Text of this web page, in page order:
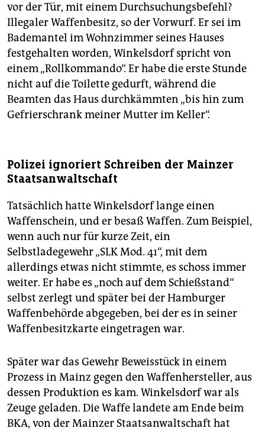
vor der Tür, mit einem Durchsuchungsbefehl?
Illegaler Waffenbesitz, so der Vorwurf. Er sei im
Bademantel im Wohnzimmer seines Hauses
festgehalten worden, Winkelsdorf spricht von
einem „Rollkommando“. Er habe die erste Stunde
nicht auf die Toilette gedurft, während die
Beamten das Haus durchkämmten „bis hin zum
Gefrierschrank meiner Mutter im Keller“.
Polizei ignoriert Schreiben der Mainzer
Staatsanwaltschaft
Tatsächlich hatte Winkelsdorf lange einen
Waffenschein, und er besaß Waffen. Zum Beispiel,
wenn auch nur für kurze Zeit, ein
Selbstladegewehr „SLK Mod. 41“, mit dem
allerdings etwas nicht stimmte, es schoss immer
weiter. Er habe es „noch auf dem Schießstand“
selbst zerlegt und später bei der Hamburger
Waffenbehörde abgegeben, bei der es in seiner
Waffenbesitzkarte eingetragen war.
Später war das Gewehr Beweisstück in einem
Prozess in Mainz gegen den Waffenhersteller, aus
dessen Produktion es kam. Winkelsdorf war als
Zeuge geladen. Die Waffe landete am Ende beim
BKA, von der Mainzer Staatsanwaltschaft hat